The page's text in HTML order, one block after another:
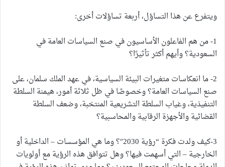
ويتفرع عن هذا التساؤل، أربعة تساؤلات أخرى:
1- من هم الفاعلون الأساسيون في صنع السياسات العامة في
السعودية؟ وأيهم أكثر تأثيرًا؟
2- ما انعكاسات متغيرات البيئة السياسية، في عهد الملك سلمان، على
صنع السياسات العامة؟ وخصوصًا في ظل ثلاثة أمور، هيمنة السلطة
التنفيذية، وغياب السلطة التشريعية المنتخبة، وضعف السلطة
القضائية والأجهزة الرقابية والمحاسبية؟
3-كيف ولدت فكرة “رؤية 2030″؟ وما هي المؤسسات – الداخلية أو
الخارجية – التي أسهمت فيها؟ وهل تتوافق هذه الرؤية مع أولويات